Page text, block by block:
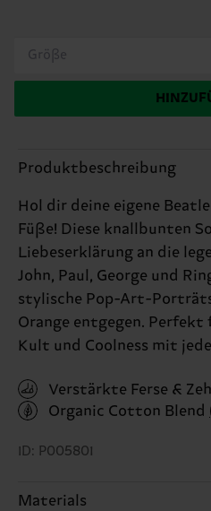
Größe
Produktbeschreibung
Hol dir deine eigene
Füße! Diese knallbunten
Liebeserklärung an die
John, Paul, George und
stylische Pop-Art-
Orange entgegen. Perfekt
Kult und Coolness mit
Verstärkte Ferse &
Organic Cotton Blend
ID: P005801
Materials